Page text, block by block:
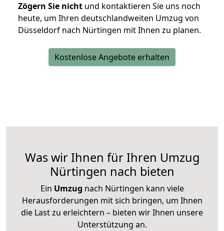
Zögern Sie nicht und kontaktieren Sie uns noch
heute, um Ihren deutschlandweiten Umzug von
Düsseldorf nach Nürtingen mit Ihnen zu planen.
Kostenlose Angebote erhalten
Was wir Ihnen für Ihren Umzug
Nürtingen nach bieten
Ein Umzug nach Nürtingen kann viele
Herausforderungen mit sich bringen, um Ihnen
die Last zu erleichtern – bieten wir Ihnen unsere
Unterstützung an.